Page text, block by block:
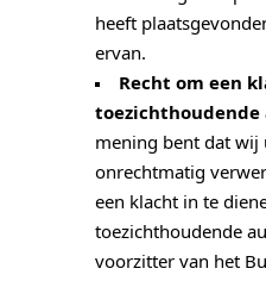
heeft
ervan.
Recht om een
mening bent dat wij
onrechtmatig
een klacht in te
toezichthoudende
voorzitter van het